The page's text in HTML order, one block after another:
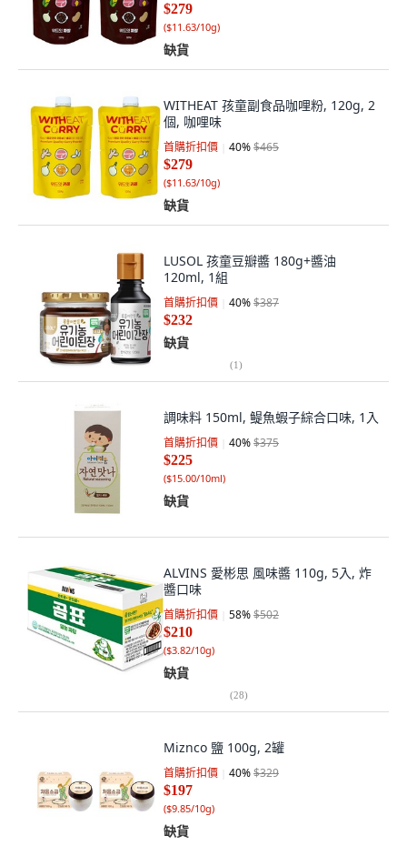
$279
($11.63/10g)
缺貨
WITHEAT 孩童副食品咖哩粉, 120g, 2
個, 咖哩味
首購折扣價 40%$465
$279
($11.63/10g)
缺貨
LUSOL 孩童豆瓣醬 180g+醬油
120ml, 1組
首購折扣價 40%$387
$232
缺貨
(1)
調味料 150ml, 鳀魚蝦子綜合口味, 1入
首購折扣價 40%$375
$225
($15.00/10ml)
缺貨
ALVINS 愛彬思 風味醬 110g, 5入, 炸
醬口味
首購折扣價 58%$502
$210
($3.82/10g)
缺貨
(28)
Miznco 鹽 100g, 2罐
首購折扣價 40%$329
$197
($9.85/10g)
缺貨